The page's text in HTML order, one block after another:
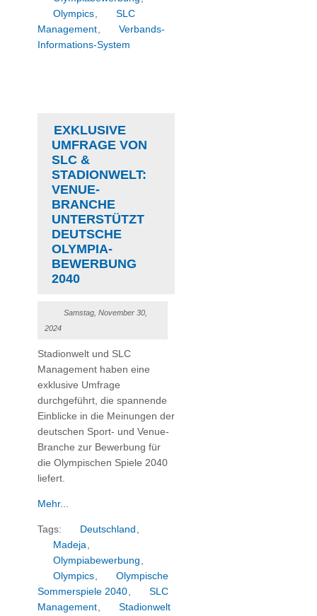
Olympics,
SLC
Management,
Verbands-
Informations-System
EXKLUSIVE
UMFRAGE VON
SLC &
STADIONWELT:
VENUE-
BRANCHE
UNTERSTÜTZT
DEUTSCHE
OLYMPIA-
BEWERBUNG
2040
Samstag, November 30,
2024
Stadionwelt und SLC
Management haben eine
exklusive Umfrage
durchgeführt, die spannende
Einblicke in die Meinungen der
deutschen Sport- und Venue-
Branche zur Bewerbung für
die Olympischen Spiele 2040
liefert.
Mehr...
Tags: Deutschland
Madeja
Olympiabewerbung
Olympics
Olympische
Sommerspiele 2040
SLC
Management
Stadionwelt